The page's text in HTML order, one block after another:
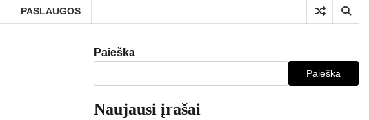
PASLAUGOS
Paieška
Paieška
Naujausi įrašai